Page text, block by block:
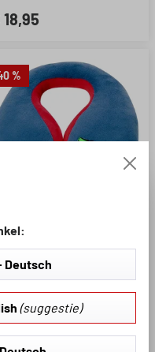
sterren
%
26185
Graffiti blauw
pluizig zacht
Ergonomische vorm
Deutsch
(suggestie)